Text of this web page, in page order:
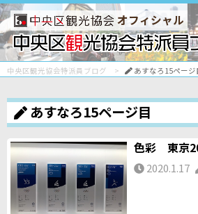
オフィシャル
中央区観光協会特派員ブログ あすなろ15ページ
あすなろ15ページ目
色彩 東京
2020.1.17